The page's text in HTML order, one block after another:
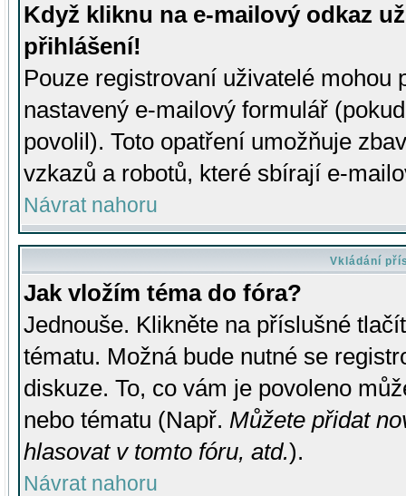
Když kliknu na e-mailový odkaz
přihlášení!
Pouze registrovaní uživatelé mohou
nastavený e-mailový formulář
povolil). Toto opatření umožňuje
vzkazů a robotů, které sbírají e-
Návrat nahoru
Vkládání
Jak vložím téma do fóra?
Jednouše. Klikněte na příslušné
tématu. Možná bude nutné se
diskuze. To, co vám je povoleno
nebo tématu (Např. Můžete přidat
hlasovat v tomto fóru, atd.).
Návrat nahoru